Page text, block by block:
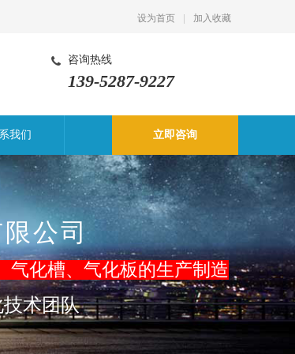
设为首页 加入收藏
咨询热线
139-5287-9227
我们 立即咨询
公司
气化槽、气化板的生产制造
术团队